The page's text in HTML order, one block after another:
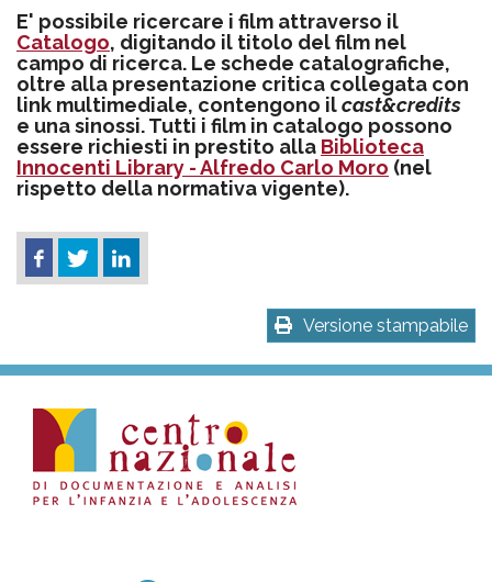
E' possibile ricercare i film attraverso il
Catalogo, digitando il titolo del film nel
campo di ricerca. Le schede catalografiche,
oltre alla presentazione critica collegata con
link multimediale, contengono ilcast&credits
e una sinossi. Tutti i film in catalogo possono
essere richiesti in prestito alla Biblioteca
Innocenti Library - Alfredo Carlo Moro (nel
rispetto della normativa vigente).
Versione stampabile